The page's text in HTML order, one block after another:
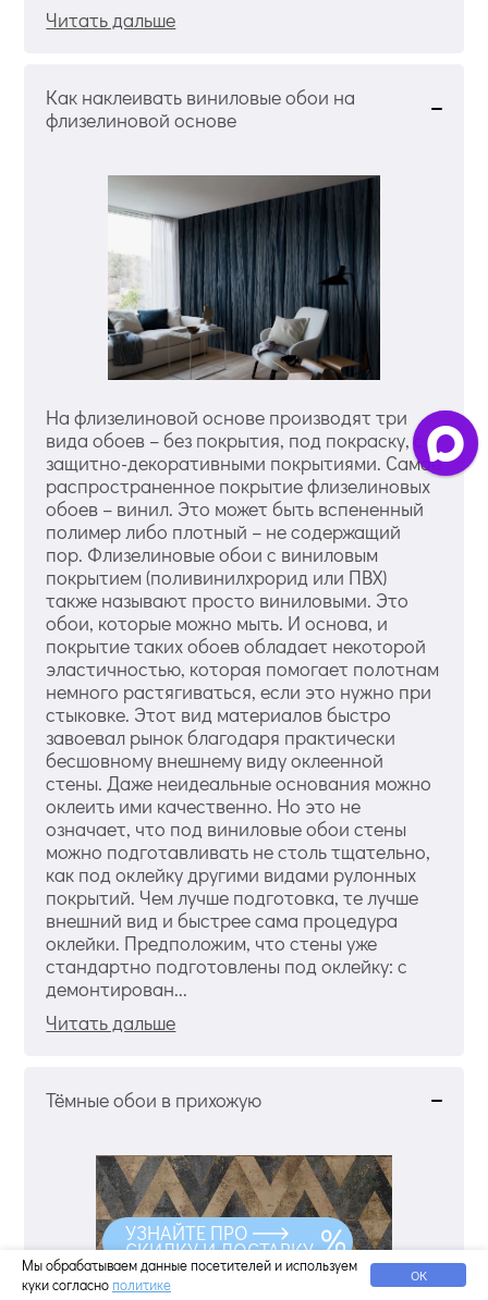
Читать дальше
Как наклеивать виниловые обои на
флизелиновой основе
На флизелиновой основе производят три
вида обоев – без покрытия, под покраску, с
защитно-декоративными покрытиями. Самое
распространенное покрытие флизелиновых
обоев – винил. Это может быть вспененный
полимер либо плотный – не содержащий
пор. Флизелиновые обои с виниловым
покрытием (поливинилхрорид или ПВХ)
также называют просто виниловыми. Это
обои, которые можно мыть. И основа, и
покрытие таких обоев обладает некоторой
эластичностью, которая помогает полотнам
немного растягиваться, если это нужно при
стыковке. Этот вид материалов быстро
завоевал рынок благодаря практически
бесшовному внешнему виду оклеенной
стены. Даже неидеальные основания можно
оклеить ими качественно. Но это не
означает, что под виниловые обои стены
можно подготавливать не столь тщательно,
как под оклейку другими видами рулонных
покрытий. Чем лучше подготовка, те лучше
внешний вид и быстрее сама процедура
оклейки. Предположим, что стены уже
стандартно подготовлены под оклейку: с
демонтирован...
Читать дальше
Тёмные обои в прихожую
Мы обрабатываем данные посетителей и используем
куки согласно политике ОК
УЗНАЙТЕ ПРО
СКИДКУ И ДОСТАВКУ